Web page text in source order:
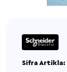
Sifra Artikla: